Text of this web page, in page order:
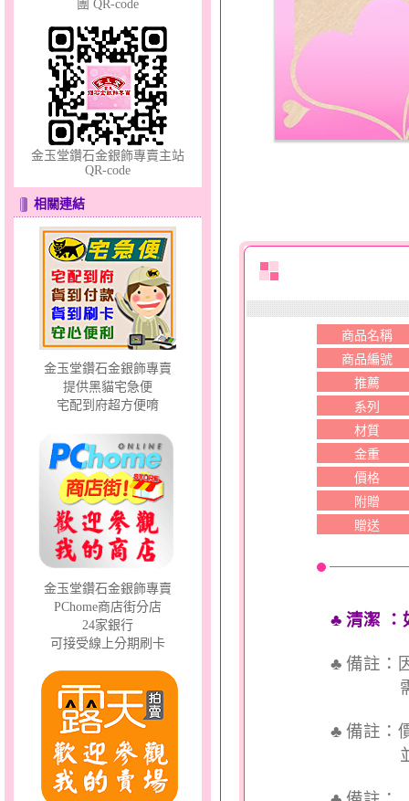
夢想幸福～男黃金戒指
甜心女孩～金銀鋼女套鍊
團 QR-code
金玉堂鑽石金銀飾專賣主站
QR-code
相關連結
金玉堂鑽石金銀飾專賣
提供黑貓宅急便
宅配到府超方便唷
金玉堂鑽石金銀飾專賣
PChome商店街分店
24家銀行
可接受線上分期刷卡
商品名稱
商品編號
推薦
系列
材質
金重
價格
附贈
贈送
♣ 清潔 ：
♣ 備註：
需依實
♣ 備註：
並交付